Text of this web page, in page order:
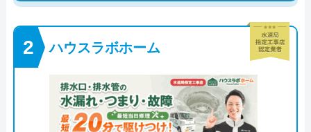
ハウスラボホーム